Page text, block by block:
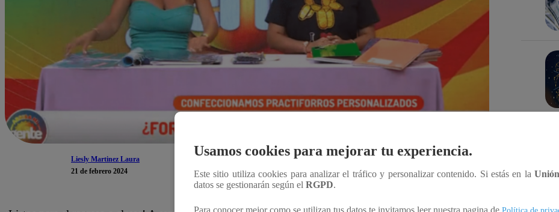
Liesly Martinez Laura
21 de febrero 2024
Usamos cookies para mejorar tu experiencia.
Este sitio utiliza cookies para analizar el tráfico y personalizar contenido. Si estás en la
datos se gestionarán según el RGPD.
Para conocer mejor como se utilizan tus datos te invitamos leer nuestra pagina de